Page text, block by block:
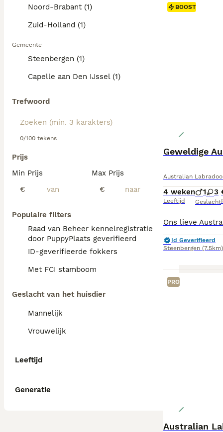
Noord-Brabant (1)
Zuid-Holland (1)
Gemeente
Steenbergen (1)
Capelle aan Den IJssel (1)
Trefwoord
0/100 tekens
Prijs
Min Prijs
€
Max Prijs
€
Populaire filters
Raad van Beheer kennelregistratie
door PuppyPlaats geverifieerd
ID-geverifieerde fokkers
Met FCI stamboom
Geslacht van het huisdier
Mannelijk
Vrouwelijk
Leeftijd
Generatie
BOOST
Geweldige
Australian
4 weken
Leeftijd
1 3
Geslacht
Id Geverifieerd
Steenbergen (7.5km)
PRO
Australian